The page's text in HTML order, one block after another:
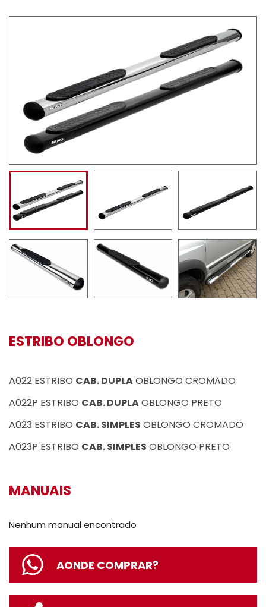
ESTRIBO OBLONGO
A022 ESTRIBO CAB. DUPLAOBLONGO CROMADO
A022P ESTRIBO CAB. DUPLAOBLONGO PRETO
A023 ESTRIBO CAB. SIMPLES OBLONGO CROMADO
A023P ESTRIBO CAB. SIMPLES OBLONGO PRETO
MANUAIS
Nenhum manual encontrado
AONDE COMPRAR?